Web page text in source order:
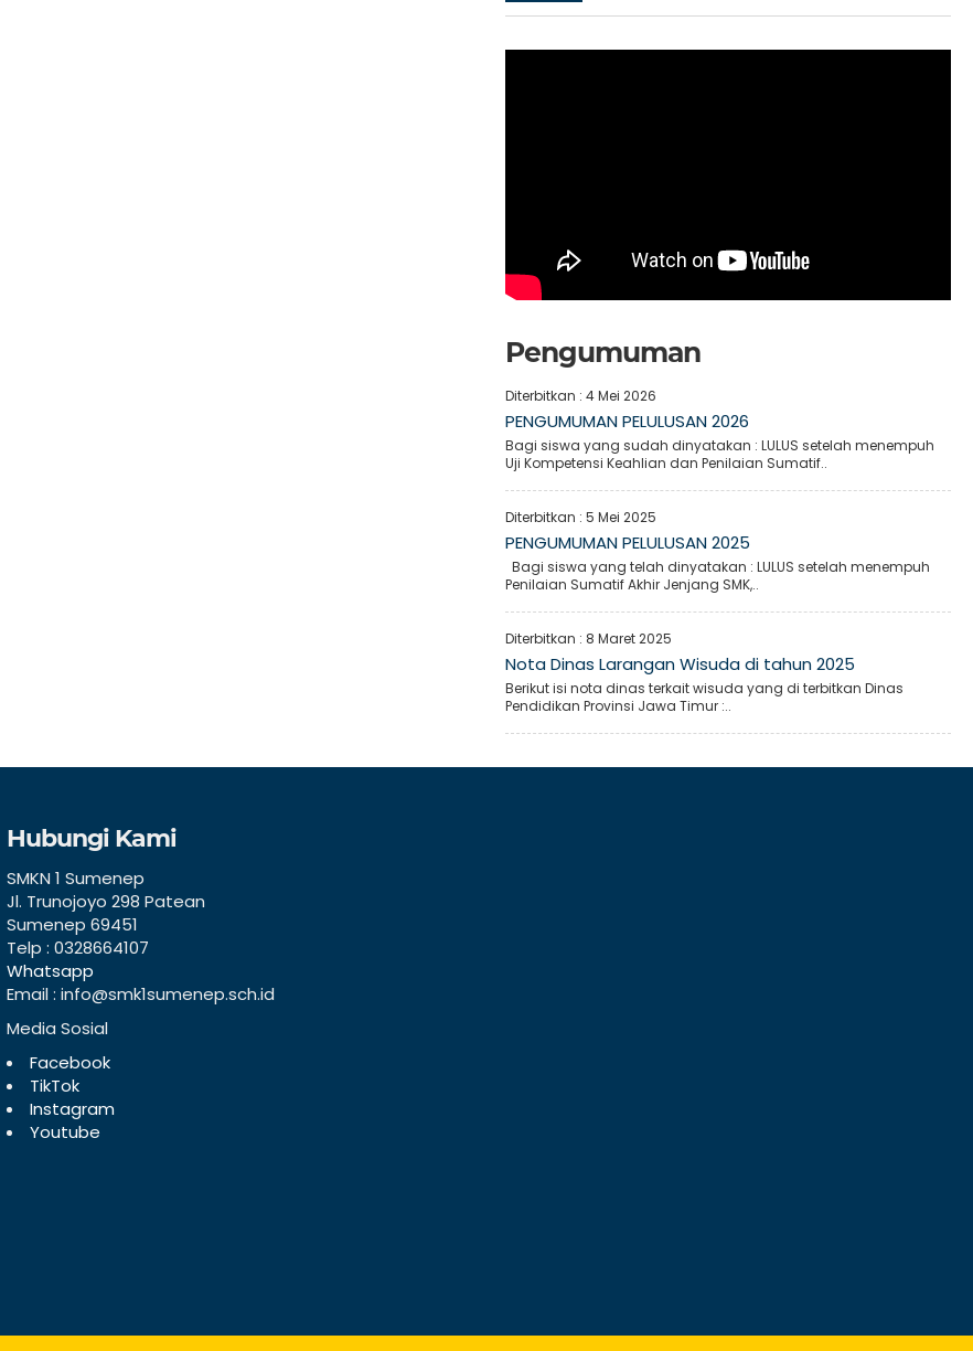
Pengumuman
Diterbitkan :4 Mei 2026
PENGUMUMAN PELULUSAN 2026
Bagi siswa yang sudah dinyatakan : LULUS setelah menempuh
Uji Kompetensi Keahlian dan Penilaian Sumatif..
Diterbitkan :5 Mei 2025
PENGUMUMAN PELULUSAN 2025
Bagi siswa yang telah dinyatakan : LULUS setelah menempuh
Penilaian Sumatif Akhir Jenjang SMK,..
Diterbitkan : 8 Maret 2025
Nota Dinas Larangan Wisuda di tahun 2025
Berikut isi nota dinas terkait wisuda yang di terbitkan Dinas
Pendidikan Provinsi Jawa Timur :..
Hubungi Kami
SMKN 1 Sumenep
Jl. Trunojoyo 298 Patean
Sumenep 69451
Telp : 0328664107
Whatsapp
Email : info@smk1sumenep.sch.id
Media Sosial
Facebook
TikTok
Instagram
Youtube